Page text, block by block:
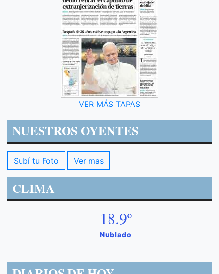
VER MÁS TAPAS
NUESTROS OYENTES
Subí tu Foto Ver mas
CLIMA
18.9º
Nublado